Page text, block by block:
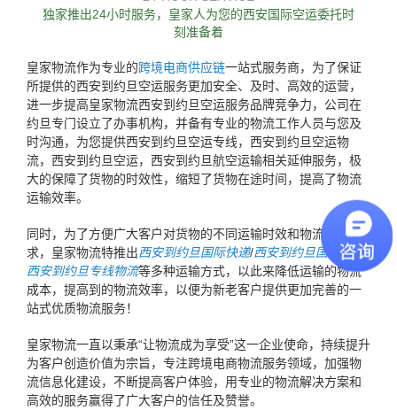
独家推出24小时服务，皇家人为您的西安国际空运委托时
刻准备着
皇家物流作为专业的跨境电商供应链一站式服务商，为了保证
所提供的西安到约旦空运服务更加安全、及时、高效的运营，
进一步提高皇家物流西安到约旦空运服务品牌竞争力，公司在
约旦专门设立了办事机构，并备有专业的物流工作人员与您及
时沟通，为您提供西安到约旦空运专线，西安到约旦空运物
流，西安到约旦空运，西安到约旦航空运输相关延伸服务，极
大的保障了货物的时效性，缩短了货物在途时间，提高了物流
运输效率。
同时，为了方便广大客户对货物的不同运输时效和物流成本要
求，皇家物流特推出西安到约旦国际快递/西安到约旦国际海运/
西安到约旦专线物流等多种运输方式，以此来降低运输的物流
成本，提高到的物流效率，以便为新老客户提供更加完善的一
站式优质物流服务！
皇家物流一直以秉承“让物流成为享受”这一企业使命，持续提升
为客户创造价值为宗旨，专注跨境电商物流服务领域，加强物
流信息化建设，不断提高客户体验，用专业的物流解决方案和
高效的服务赢得了广大客户的信任及赞誉。